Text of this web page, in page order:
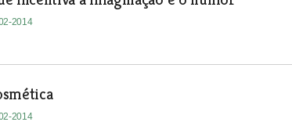
02-2014
02-2014